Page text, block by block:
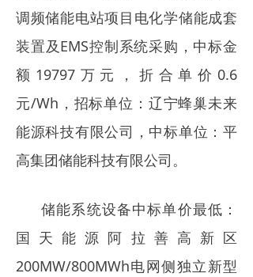
调频储能电站项目电化学储能成套
装置及EMS控制系统采购，中标金
额19797万元，折合单价0.6
元/Wh，招标单位：辽宁蜂巢未来
能源科技有限公司，中标单位：平
高集团储能科技有限公司。
储能系统设备中标单价最低：
国天能源阿拉善高新区
200MW/800MWh电网侧独立新型